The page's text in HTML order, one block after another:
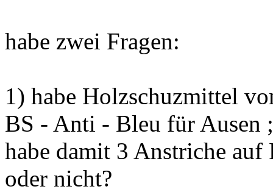
habe zwei Fragen:
1) habe Holzschuzmittel
BS - Anti - Bleu für Ausen
habe damit 3 Anstriche auf
oder nicht?